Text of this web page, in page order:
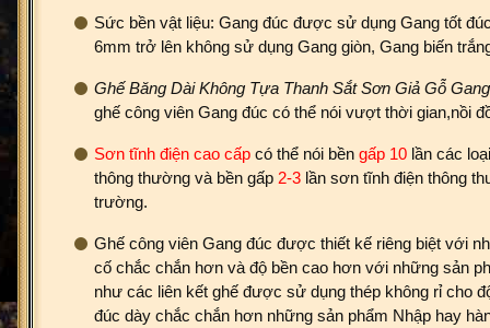
Sức bền vật liệu: Gang đúc được sử dụng Gang tốt
6mm trở lên không sử dụng Gang giòn, Gang biến
Ghế Băng Dài Không Tựa Thanh Sắt Sơn Giả Gỗ
ghế công viên Gang đúc có thể nói vượt thời gian,nồi
Sơn tĩnh điện cao cấp có thể nói bền gấp 10 lần các
thông thường và bền gấp 2-3 lần sơn tĩnh điện thông
trường.
Ghế công viên Gang đúc được thiết kế riêng biệt với
cố chắc chắn hơn và độ bền cao hơn với những sản
như các liên kết ghế được sử dụng thép không rỉ cho
đúc dày chắc chắn hơn những sản phẩm Nhập hay